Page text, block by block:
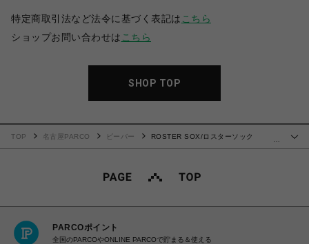
特定商取引法など法令に基づく表記は こちら
ショップお問い合わせは こちら
SHOP TOP
…
TOP 名古屋PARCO ビーバー
ROSTER SOX/ロスターソック
PARCOポイント
全国のPARCOやONLINE PARCOで貯まる＆使える